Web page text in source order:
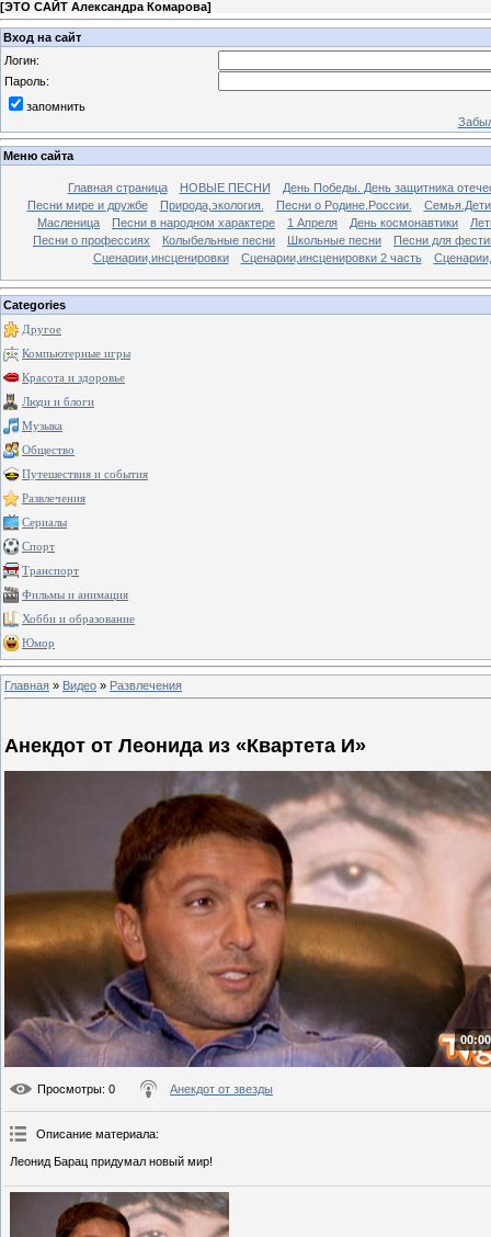
[ЭТО САЙТ Александра Комарова]
Вход на сайт
Логин:
Пароль:
запомнить
Меню сайта
Главная страница НОВЫЕ ПЕСНИ
День Победы. День защитника
Песни мире и дружбе
Природа,экология. Песни о Родине.России.
Масленица
Песни в народном характере 1 Апреля День космонавтики
Песни о профессиях
Колыбельные песни Школьные песни
Песни для
Сценарии,инсценировки
Сценарии,инсценировки 2 часть
Categories
Другое
Компьютерные игры
Красота и здоровье
Люди и блоги
Музыка
Общество
Путешествия и события
Развлечения
Сериалы
Спорт
Транспорт
Фильмы и анимация
Хобби и образование
Юмор
Главная » Видео » Развлечения
Анекдот от Леонида из «Квартета И»
Просмотры: 0 Анекдот от звезды
Описание материала:
Леонид Барац придумал новый мир!